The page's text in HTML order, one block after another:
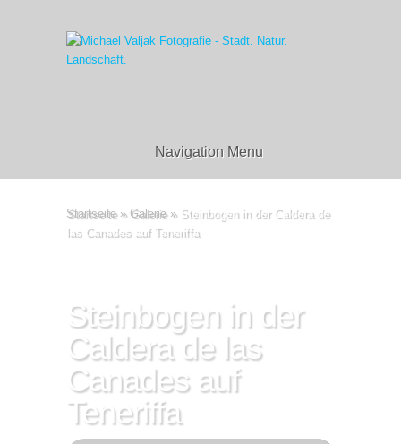
Navigation Menu
Startseite » Galerie »Steinbogen in der Caldera de
las Canades auf Teneriffa
Steinbogen in der
Caldera de las
Canades auf
Teneriffa